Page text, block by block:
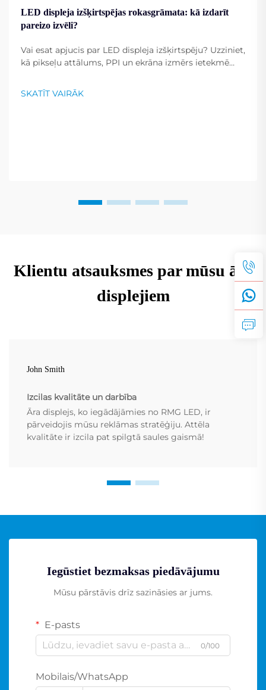
LED displeja izšķirtspējas rokasgrāmata: kā izdarīt
pareizo izvēli?
Vai esat apjucis par LED displeja izšķirtspēju? Uzziniet,
kā pikseļu attālums, PPI un ekrāna izmērs ietekmē
izvēlēties optimālo izšķirtspēju saviem mērķiem.
SKATĪT VAIRĀK
Klientu atsauksmes par mūsu āra
displejiem
John Smith
Izcilas kvalitāte un darbība
Āra displejs, ko iegādājāmies no RMG LED, ir
pārveidojis mūsu reklāmas stratēģiju. Attēla
kvalitāte ir izcila pat spilgtā saules gaismā!
Iegūstiet bezmaksas piedāvājumu
Mūsu pārstāvis drīz sazināsies ar jums.
E-pasts
0/100
Mobilais/WhatsApp